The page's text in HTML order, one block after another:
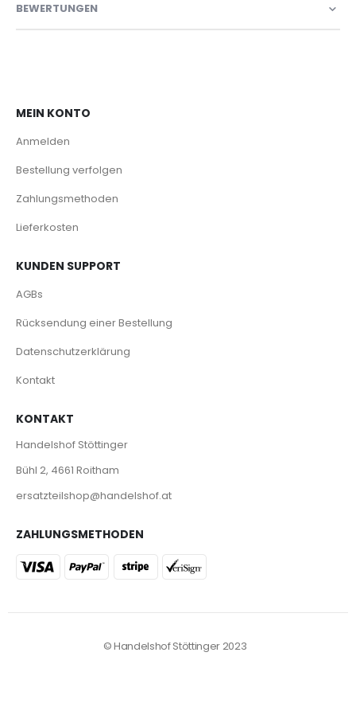
BEWERTUNGEN
MEIN KONTO
Anmelden
Bestellung verfolgen
Zahlungsmethoden
Lieferkosten
KUNDEN SUPPORT
AGBs
Rücksendung einer Bestellung
Datenschutzerklärung
Kontakt
KONTAKT
Handelshof Stöttinger
Bühl 2, 4661 Roitham
ersatzteilshop@handelshof.at
ZAHLUNGSMETHODEN
© Handelshof Stöttinger 2023